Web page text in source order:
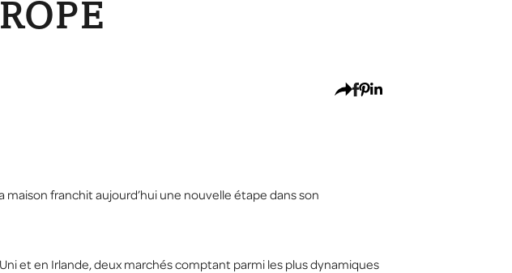
franchit aujourd’hui une nouvelle étape dans son
et en Irlande, deux marchés comptant parmi les plus dynamiques